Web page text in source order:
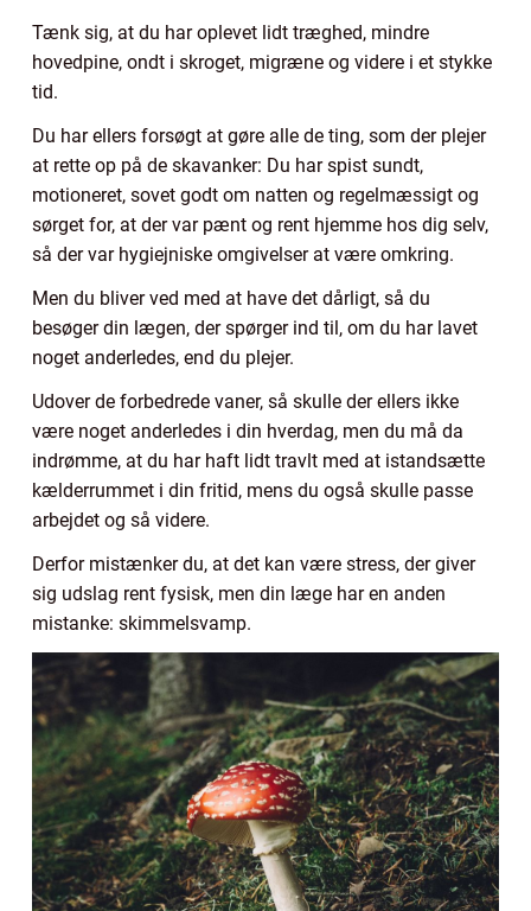
Tænk sig, at du har oplevet lidt træghed, mindre
hovedpine, ondt i skroget, migræne og videre i et stykke
tid.
Du har ellers forsøgt at gøre alle de ting, som der plejer
at rette op på de skavanker: Du har spist sundt,
motioneret, sovet godt om natten og regelmæssigt og
sørget for, at der var pænt og rent hjemme hos dig selv,
så der var hygiejniske omgivelser at være omkring.
Men du bliver ved med at have det dårligt, så du
besøger din lægen, der spørger ind til, om du har lavet
noget anderledes, end du plejer.
Udover de forbedrede vaner, så skulle der ellers ikke
være noget anderledes i din hverdag, men du må da
indrømme, at du har haft lidt travlt med at istandsætte
kælderrummet i din fritid, mens du også skulle passe
arbejdet og så videre.
Derfor mistænker du, at det kan være stress, der giver
sig udslag rent fysisk, men din læge har en anden
mistanke: skimmelsvamp.